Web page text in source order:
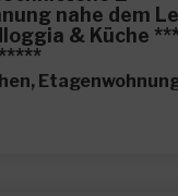
nahe dem
& Küche